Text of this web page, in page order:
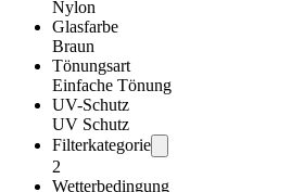
Nylon
Glasfarbe
Braun
Tönungsart
Einfache Tönung
UV-Schutz
UV Schutz
Filterkategorie
2
Wetterbedingung